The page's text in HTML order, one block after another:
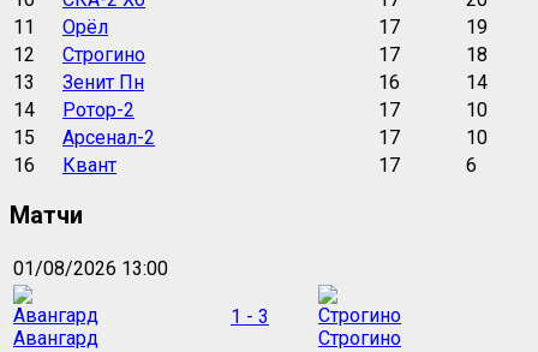
11
Орёл 17
19
12
Строгино 17
18
13
Зенит Пн 16
14
14
Ротор-2 17
10
15
Арсенал-2 17
10
16
Квант 17 6
Матчи
01/08/2026 13:00
Авангард
1 - 3
Строгино